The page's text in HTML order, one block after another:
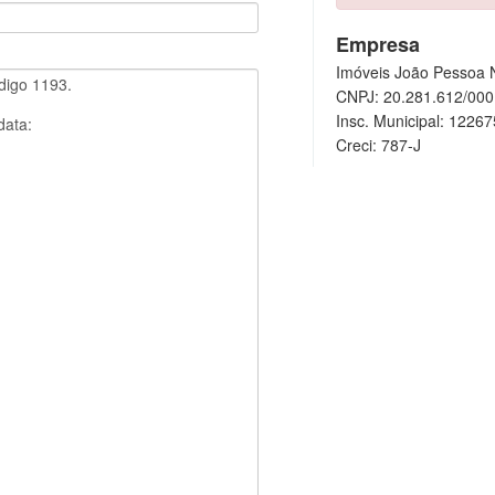
Empresa
Imóveis João Pessoa
CNPJ: 20.281.612/
Insc. Municipal:
Creci: 787-J